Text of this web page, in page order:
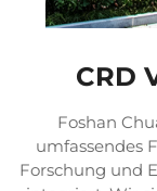
CRD
Foshan
umfassendes
Forschung und